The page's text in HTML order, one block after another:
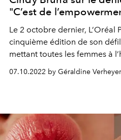
"C’est de
Le 2 octobre dernier, L’Oréal
cinquième édition de son
mettant toutes les femmes à
que L’OFFICIEL Belgique a
07.10.2022 by Géraldine